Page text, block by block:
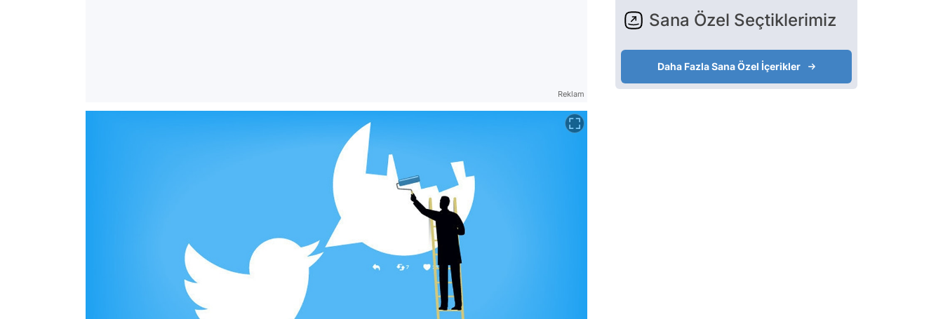
Reklam
Sana Özel Seçtiklerimiz
Daha Fazla Sana Özel İçerikler